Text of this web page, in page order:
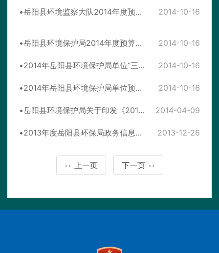
岳阳县环境监察大队2014年度预算编报说明 2014-10-16
岳阳县环境保护局2014年度预算编报说明 2014-10-16
2014年岳阳县环境保护局单位“三公”经费预算情况表 2014-10-16
2014年岳阳县环境保护局单位预算收支表 2014-10-16
岳阳县环境保护局关于印发《2014年岳阳县环境行政执法检查工作计划》的通知 2014-04-09
2013年度岳阳县环保局政务信息公开工作报告 2013-12-26
<< 上一页 下一页 >>